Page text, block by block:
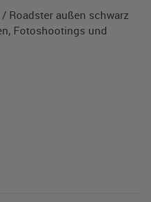
Roadster außen schwarz
Fotoshootings und